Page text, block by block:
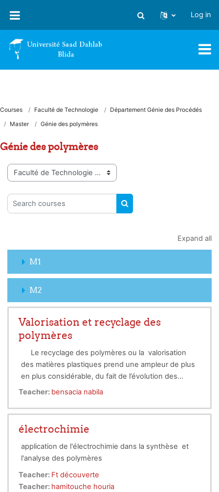
Toggle search input
Log in
Courses Faculté de Technologie
Département Génie des Procédés
Master
Génie des polymères
Génie des polymères
Course categories
Search courses
SEARCH COURSES
Expand all
M1
M2
Valorisation et recyclage des
polymères
Le recyclage des polymères ou la valorisation
des matières plastiques prend une ampleur de plus
en plus considérable, du fait de l’évolution des
réglementations sur l’écologie et les demande
qualité de l’environnement. Cette valorisation
s’effectue dans le but de lutter contre la pollution de
l’environnement, l’impact néfaste de certaines
matières plastiques sur la santé, comme les
emballages plastiques en PVC possédant du
chlorure, et le gaspillage d’énergie. En effet, la
majeure partie des matériaux plastiques sont des
Ce cours est destinés pour les étudiants de master
2 spécialité de génie des polymères.
Pr.Bensacia nabila
Teacher: bensacia nabila
électrochimie
application de l'électrochimie dans la synthèse et
l'analyse des polymères
Teacher: Ft découverte
Teacher: hamitouche houria